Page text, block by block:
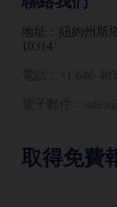
地址：紐約州斯
10314
取得免費